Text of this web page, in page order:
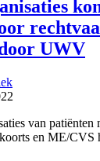
UWV
van
en ME/CVS